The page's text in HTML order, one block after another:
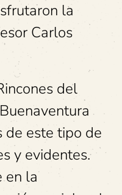
la
Carlos
del
de este tipo de
y evidentes.
en la